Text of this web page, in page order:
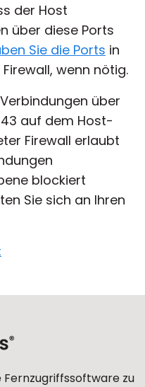
der Host
über diese Ports
Sie die Ports in
wenn nötig.
über
auf dem Host-
Firewall erlaubt
blockiert
Sie sich an Ihren
zu